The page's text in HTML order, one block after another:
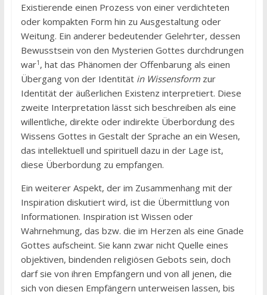
Existierende einen Prozess von einer verdichteten
oder kompakten Form hin zu Ausgestaltung oder
Weitung. Ein anderer bedeutender Gelehrter, dessen
Bewusstsein von den Mysterien Gottes durchdrungen
war1 , hat das Phänomen der Offenbarung als einen
Übergang von der Identität in Wissensformzur
Identität der äußerlichen Existenz interpretiert. Diese
zweite Interpretation lässt sich beschreiben als eine
willentliche, direkte oder indirekte Überbordung des
Wissens Gottes in Gestalt der Sprache an ein Wesen,
das intellektuell und spirituell dazu in der Lage ist,
diese Überbordung zu empfangen.
Ein weiterer Aspekt, der im Zusammenhang mit der
Inspiration diskutiert wird, ist die Übermittlung von
Informationen. Inspiration ist Wissen oder
Wahrnehmung, das bzw. die im Herzen als eine Gnade
Gottes aufscheint. Sie kann zwar nicht Quelle eines
objektiven, bindenden religiösen Gebots sein, doch
darf sie von ihren Empfängern und von all jenen, die
sich von diesen Empfängern unterweisen lassen, bis